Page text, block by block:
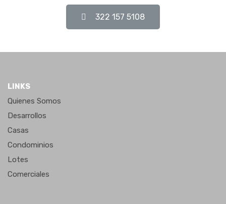
Tipos de propiedad
Casas
Casas Residenciales
Condominios
Condominios Plus
Cotos Privados
Departamentos
Desarrollos
Lotes
322 157 5108
LINKS
Quienes Somos
Desarrollos
Casas
Condominios
Lotes
Comerciales